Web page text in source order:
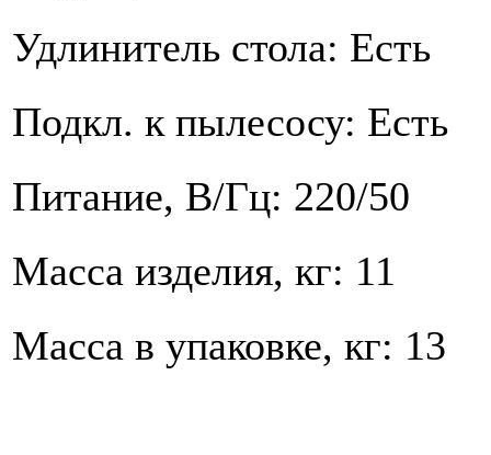
Удлинитель стола: Есть
Подкл. к пылесосу: Есть
Питание, В/Гц: 220/50
Масса изделия, кг: 11
Масса в упаковке, кг: 13